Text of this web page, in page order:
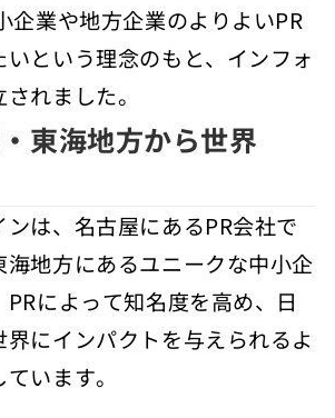
企業や地方企業のよりよいPR
いという理念のもと、インフォ
れました。
東海地方から世界
は、名古屋にあるPR会社で
海地方にあるユニークな中小企
によって知名度を高め、日
にインパクトを与えられるよ
います。